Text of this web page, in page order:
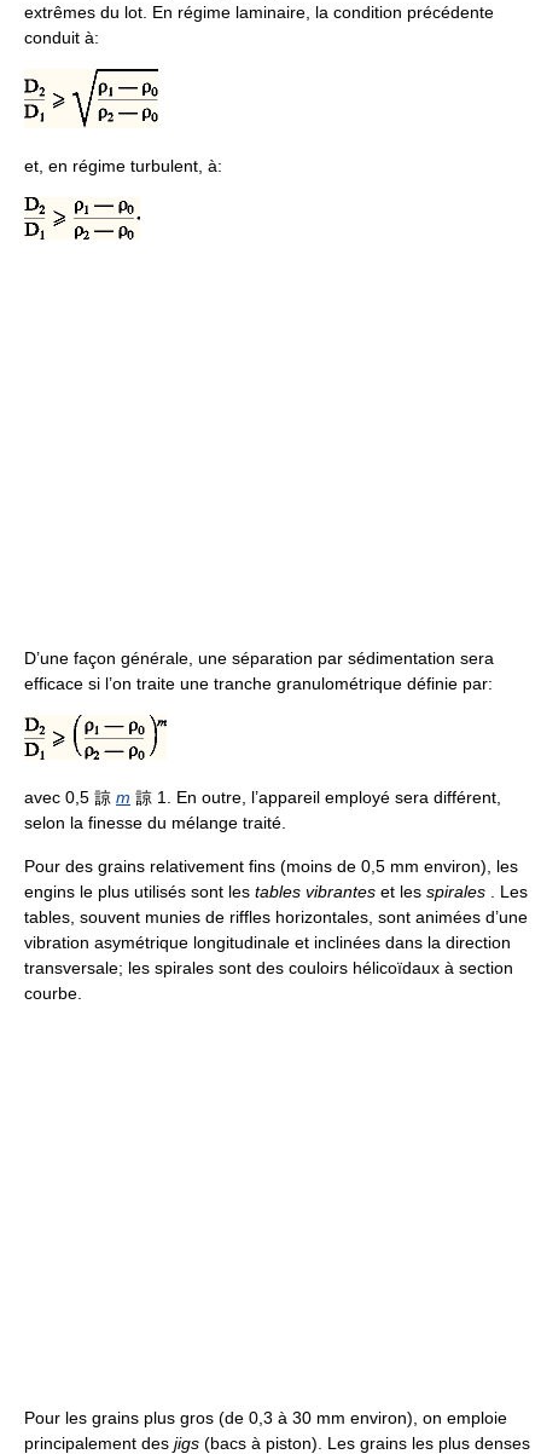
extrêmes du lot. En régime laminaire, la condition précédente
conduit à:
et, en régime turbulent, à:
D’une façon générale, une séparation par sédimentation sera
efficace si l’on traite une tranche granulométrique définie par:
avec 0,5 諒 m 諒 1. En outre, l’appareil employé sera différent,
selon la finesse du mélange traité.
Pour des grains relativement fins (moins de 0,5 mm environ), les
engins le plus utilisés sont les tables vibrantes et les spirales . Les
tables, souvent munies de riffles horizontales, sont animées d’une
vibration asymétrique longitudinale et inclinées dans la direction
transversale; les spirales sont des couloirs hélicoïdaux à section
courbe.
Pour les grains plus gros (de 0,3 à 30 mm environ), on emploie
principalement des jigs (bacs à piston). Les grains les plus denses